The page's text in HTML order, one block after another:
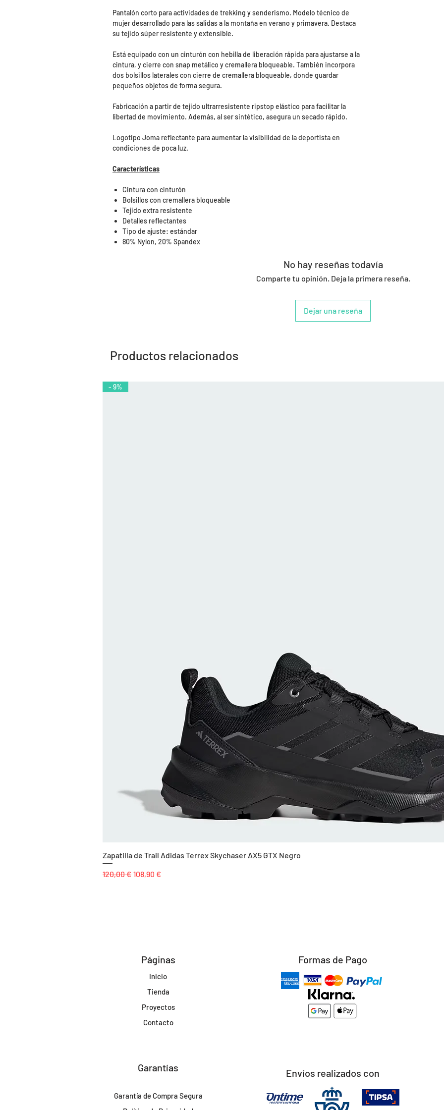
Pantalón corto para actividades de trekking y senderismo. Modelo técnico de
mujer desarrollado para las salidas a la montaña en verano y primavera. Destaca
su tejido súper resistente y extensible.
Está equipado con un cinturón con hebilla de liberación rápida para ajustarse a la
cintura, y cierre con snap metálico y cremallera bloqueable. También incorpora
dos bolsillos laterales con cierre de cremallera bloqueable, donde guardar
pequeños objetos de forma segura.
Fabricación a partir de tejido ultrarresistente ripstop elástico para facilitar la
libertad de movimiento. Además, al ser sintético, asegura un secado rápido.
Logotipo Joma reflectante para aumentar la visibilidad de la deportista en
condiciones de poca luz.
Características
Cintura con cinturón
Bolsillos con cremallera bloqueable
Tejido extra resistente
Detalles reflectantes
Tipo de ajuste: estándar
80% Nylon, 20% Spandex
No hay reseñas todavía
Comparte tu opinión. Deja la primera reseña.
Dejar una reseña
Productos relacionados
- 9%
Zapatilla de Trail Adidas Terrex Skychaser AX5 GTX Negro
Precio
120,00 € Precio de oferta
108,90 €
Páginas
Inicio
Tienda
Proyectos
Contacto
Garantías
Garantía de Compra Segura
Formas de Pago
Envíos realizados con